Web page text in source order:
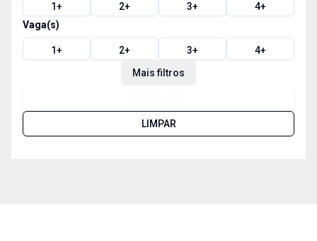
1+ 2+ 3+ 4+
Vaga(s)
1+ 2+ 3+ 4+
Mais filtros
LIMPAR